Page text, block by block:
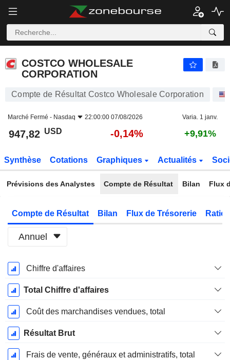
COSTCO WHOLESALE
CORPORATION
Compte de Résultat Costco Wholesale Corporation
Marché Fermé - Nasdaq 22:00:00 07/08/2026 Varia. 1 janv.
947,82 USD -0,14% +9,91%
Synthèse Cotations Graphiques Actualités
Prévisions des Analystes Compte de Résultat Bilan Flux
Compte de Résultat Bilan Flux de Trésorerie
Annuel
Période
Fiscale:
Août
Chiffre d'affaires
Total Chiffre d'affaires
Coût des marchandises vendues, total
Résultat Brut
Frais de vente, généraux et administratifs, total